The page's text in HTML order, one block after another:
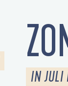
IN JULI